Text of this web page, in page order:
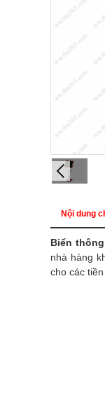
Nội dung
Biển
nhà hàng
cho các